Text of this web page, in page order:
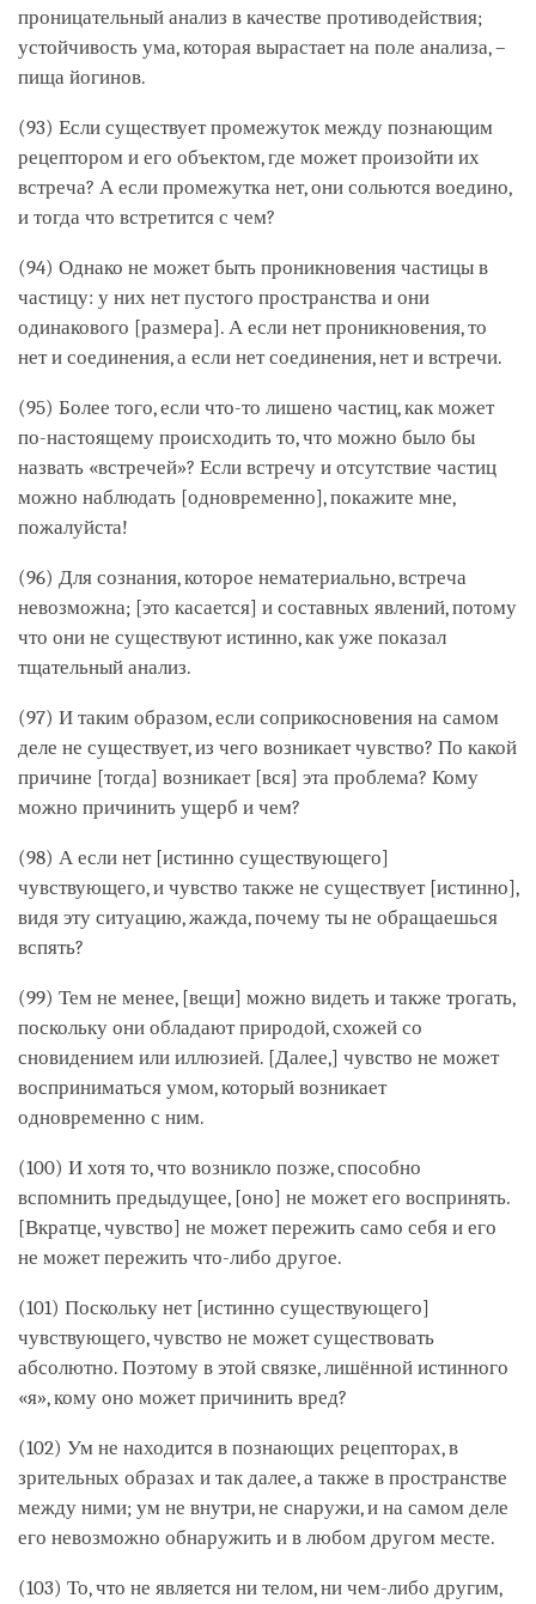
проницательный анализ в качестве противодействия;
устойчивость ума, которая вырастает на поле анализа, –
пища йогинов.
(93) Если существует промежуток между познающим
рецептором и его объектом, где может произойти их
встреча? А если промежутка нет, они сольются воедино,
и тогда что встретится с чем?
(94) Однако не может быть проникновения частицы в
частицу: у них нет пустого пространства и они
одинакового [размера]. А если нет проникновения, то
нет и соединения, а если нет соединения, нет и встречи.
(95) Более того, если что-то лишено частиц, как может
по-настоящему происходить то, что можно было бы
назвать «встречей»? Если встречу и отсутствие частиц
можно наблюдать [одновременно], покажите мне,
пожалуйста!
(96) Для сознания, которое нематериально, встреча
невозможна; [это касается] и составных явлений, потому
что они не существуют истинно, как уже показал
тщательный анализ.
(97) И таким образом, если соприкосновения на самом
деле не существует, из чего возникает чувство? По какой
причине [тогда] возникает [вся] эта проблема? Кому
можно причинить ущерб и чем?
(98) А если нет [истинно существующего]
чувствующего, и чувство также не существует [истинно],
видя эту ситуацию, жажда, почему ты не обращаешься
вспять?
(99) Тем не менее, [вещи] можно видеть и также трогать,
поскольку они обладают природой, схожей со
сновидением или иллюзией. [Далее,] чувство не может
восприниматься умом, который возникает
одновременно с ним.
(100) И хотя то, что возникло позже, способно
вспомнить предыдущее, [оно] не может его воспринять.
[Вкратце, чувство] не может пережить само себя и его
не может пережить что-либо другое.
(101) Поскольку нет [истинно существующего]
чувствующего, чувство не может существовать
абсолютно. Поэтому в этой связке, лишённой истинного
«я», кому оно может причинить вред?
(102) Ум не находится в познающих рецепторах, в
зрительных образах и так далее, а также в пространстве
между ними; ум не внутри, не снаружи, и на самом деле
его невозможно обнаружить и в любом другом месте.
(103) То, что не является ни телом, ни чем-либо другим,